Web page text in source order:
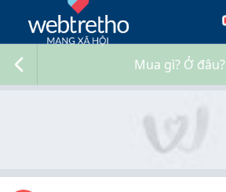
Mua gì? Ở đâu?